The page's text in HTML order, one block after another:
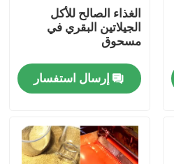
الغذاء الصالح للأكل
الجيلاتين البقري في
مسحوق
إرسال استفسار